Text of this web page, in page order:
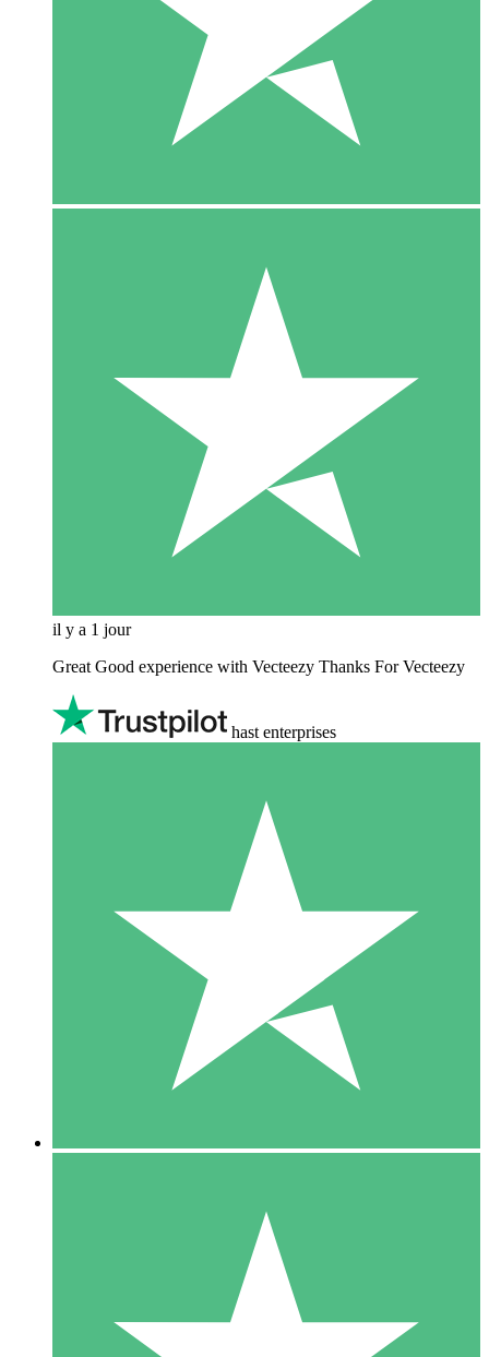
il y a 1 jour
Great Good experience with Vecteezy Thanks For Vecteezy
hast enterprises